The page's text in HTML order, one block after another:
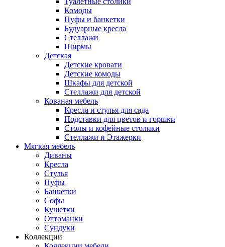
Комоды
Пуфы и банкетки
Будуарные кресла
Стеллажи
Ширмы
Детская
Детские кровати
Детские комоды
Шкафы для детской
Стеллажи для детской
Кованая мебель
Кресла и стулья для сада
Подставки для цветов и горшки
Столы и кофейные столики
Стеллажи и Этажерки
Мягкая мебель
Диваны
Кресла
Стулья
Пуфы
Банкетки
Софы
Кушетки
Оттоманки
Сундуки
Коллекции